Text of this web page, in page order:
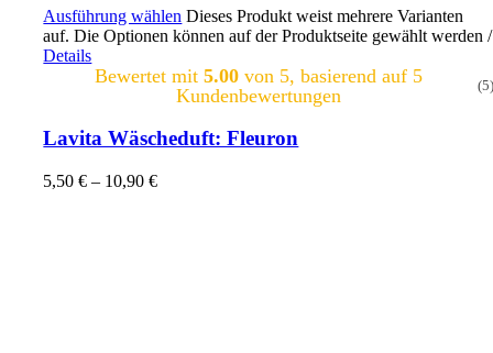
Ausführung wählen Dieses Produkt weist mehrere Varianten
auf. Die Optionen können auf der Produktseite gewählt werden/
Details
Bewertet mit 5.00von 5, basierend auf 5
Kundenbewertungen
(5)
Lavita Wäscheduft: Fleuron
5,50€ – 10,90€